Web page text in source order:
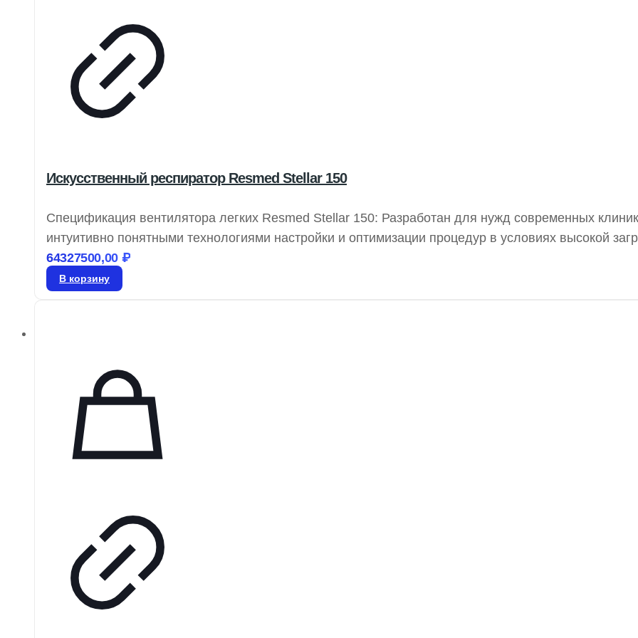
Искусственный респиратор Resmed Stellar 150
Спецификация вентилятора легких Resmed Stellar 150: Разработан для нужд современных
интуитивно понятными технологиями настройки и оптимизации процедур в условиях высокой
обеспечивает надежную вентиляцию для разнообразных пациентов и поддерживает мобильность,
удовлетворяя их респираторные потребности.
64327500,00 ₽
В корзину